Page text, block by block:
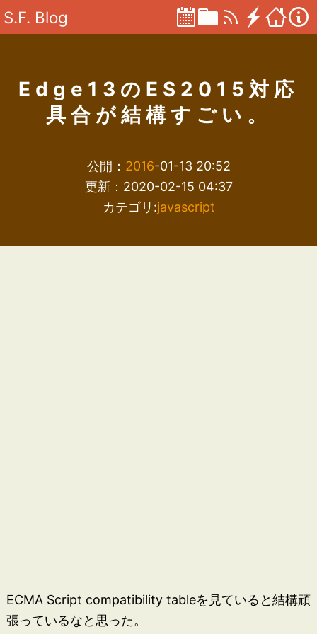
S.F. Blog
Edge13のES2015対応
具合が結構すごい。
公開： 2016-01-13 20:52
更新：2020-02-15 04:37
カテゴリ:javascript
ECMA Script compatibility tableを見ていると結構頑
張っているなと思った。